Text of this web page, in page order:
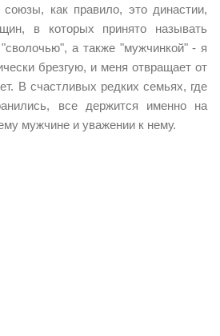
как правило, это династии,
в которых принято называть
а также "мужчинкой" - я
брезгую, и меня отвращает от
В счастливых редких семьях, где
все держится именно на
мужчине и уважении к нему.